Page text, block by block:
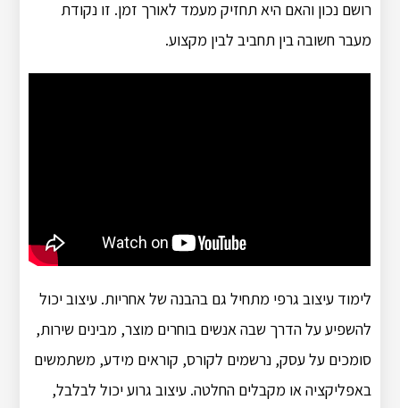
רושם נכון והאם היא תחזיק מעמד לאורך זמן. זו נקודת
מעבר חשובה בין תחביב לבין מקצוע.
לימוד עיצוב גרפי מתחיל גם בהבנה של אחריות. עיצוב יכול
להשפיע על הדרך שבה אנשים בוחרים מוצר, מבינים שירות,
סומכים על עסק, נרשמים לקורס, קוראים מידע, משתמשים
באפליקציה או מקבלים החלטה. עיצוב גרוע יכול לבלבל,